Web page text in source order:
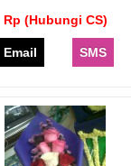
Rp (Hubungi CS)
Email SMS